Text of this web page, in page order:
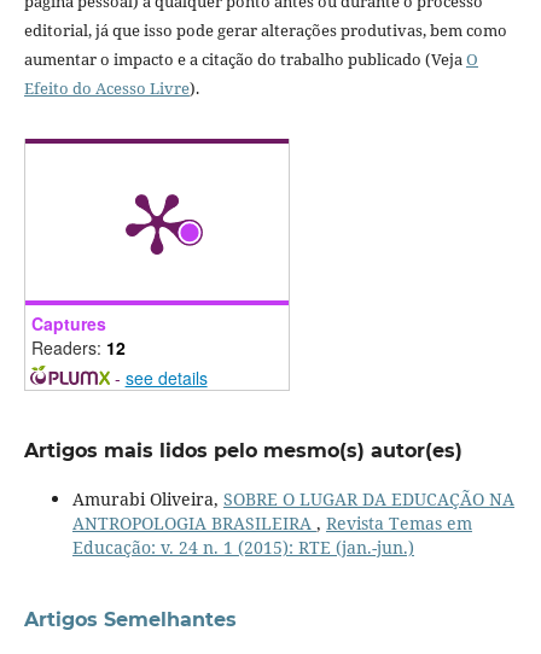
editorial, já que isso pode gerar alterações produtivas, bem como
aumentar o impacto e a citação do trabalho publicado (Veja O
Efeito do Acesso Livre).
Captures
Readers: 12
- see details
Artigos mais lidos pelo mesmo(s) autor(es)
Amurabi Oliveira, SOBRE O LUGAR DA EDUCAÇÃO NA
ANTROPOLOGIA BRASILEIRA , Revista Temas em
Educação: v. 24 n. 1 (2015): RTE (jan.-jun.)
Artigos Semelhantes